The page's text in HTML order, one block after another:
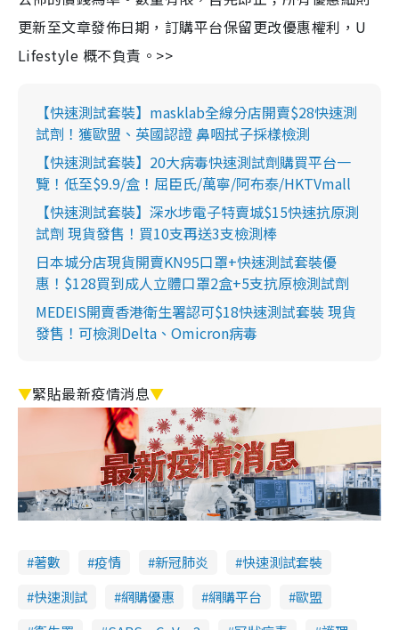
更新至文章發佈日期，訂購平台保留更改優惠權利，U
Lifestyle 概不負責。>>
【快速測試套裝】masklab全線分店開賣$28快速測
試劑！獲歐盟、英國認證 鼻咽拭子採樣檢測
【快速測試套裝】20大病毒快速測試劑購買平台一
覽！低至$9.9/盒！屈臣氏/萬寧/阿布泰/HKTVmall
【快速測試套裝】深水埗電子特賣城$15快速抗原測
試劑 現貨發售！買10支再送3支檢測棒
日本城分店現貨開賣KN95口罩+快速測試套裝優
惠！$128買到成人立體口罩2盒+5支抗原檢測試劑
MEDEIS開賣香港衛生署認可$18快速測試套裝 現貨
發售！可檢測Delta、Omicron病毒
▼緊貼最新疫情消息▼
著數 疫情 新冠肺炎
快速測試套裝
快速測試
網購優惠 網購平台
歐盟